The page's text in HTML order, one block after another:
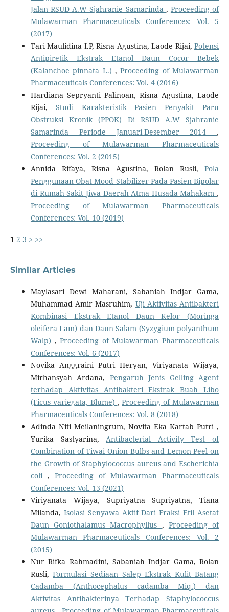
Jalan RSUD A.W Sjahranie Samarinda , Proceeding of
Mulawarman Pharmaceuticals Conferences: Vol. 5
(2017)
Tari Maulidina I.P, Risna Agustina, Laode Rijai,Potensi
Antipiretik Ekstrak Etanol Daun Cocor Bebek
(Kalanchoe pinnata L.) ,Proceeding of Mulawarman
Pharmaceuticals Conferences: Vol. 4 (2016)
Hardiana Sepryanti Palinoan, Risna Agustina, Laode
Rijai, Studi Karakteristik Pasien Penyakit Paru
Obstruksi Kronik (PPOK) Di RSUD A.W Sjahranie
Samarinda Periode Januari-Desember 2014,
Proceeding of Mulawarman Pharmaceuticals
Conferences: Vol. 2 (2015)
Annida Rifaya, Risna Agustina, Rolan Rusli,Pola
Penggunaan Obat Mood Stabilizer Pada Pasien Bipolar
di Rumah Sakit Jiwa Daerah Atma Husada Mahakam,
Proceeding of Mulawarman Pharmaceuticals
Conferences: Vol. 10 (2019)
1 2 3 > >>
Similar Articles
Maylasari Dewi Maharani, Sabaniah Indjar Gama,
Muhammad Amir Masruhim, Uji Aktivitas Antibakteri
Kombinasi Ekstrak Etanol Daun Kelor (Moringa
oleifera Lam) dan Daun Salam (Syzygium polyanthum
Walp) ,Proceeding of Mulawarman Pharmaceuticals
Conferences: Vol. 6 (2017)
Novika Anggraini Putri Heryan, Viriyanata Wijaya,
Mirhansyah Ardana, Pengaruh Jenis Gelling Agent
terhadap Aktivitas Antibakteri Ekstrak Buah Libo
(Ficus variegata, Blume) ,Proceeding of Mulawarman
Pharmaceuticals Conferences: Vol. 8 (2018)
Adinda Niti Meilaningrum, Novita Eka Kartab Putri ,
Yurika Sastyarina, Antibacterial Activity Test of
Combination of Tiwai Onion Bulbs and Lemon Peel on
the Growth of Staphylococcus aureus and Escherichia
coli , Proceeding of Mulawarman Pharmaceuticals
Conferences: Vol. 13 (2021)
Viriyanata Wijaya, Supriyatna Supriyatna, Tiana
Milanda, Isolasi Senyawa Aktif Dari Fraksi Etil Asetat
Daun Goniothalamus Macrophyllus , Proceeding of
Mulawarman Pharmaceuticals Conferences: Vol. 2
(2015)
Nur Rifka Rahmadini, Sabaniah Indjar Gama, Rolan
Rusli,Formulasi Sediaan Salep Ekstrak Kulit Batang
Cadamba (Anthocephalus cadamba Miq.) dan
Aktivitas Antibakterinya Terhadap Staphylococcus